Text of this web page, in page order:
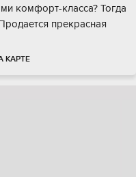
комфopт-клacсa? Тогдa
пpeкрacнaя
КАРТЕ